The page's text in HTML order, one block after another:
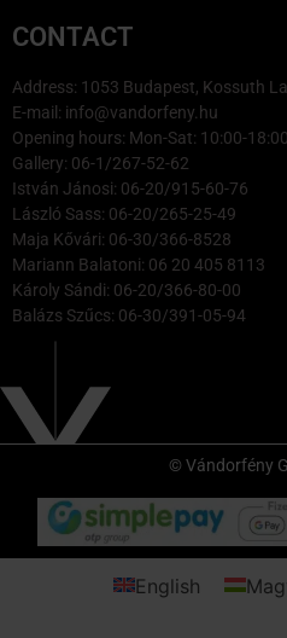
CONTACT
Address: 1053 Budapest, Kossuth
E-mail: info@vandorfeny.hu
Opening hours: Mon-Sat: 10:00-18:00
Gallery: 06-1/267-52-62
István Jánosi: 06-20/915-60-76
László Sass: 06-20/265-25-49
Maja Kővári: 06-30/366-8528
Mariann Balatoni: 06 20 405 8113
Károly Sándi: 06-20/366-80-00
Balázs Szűcs: 06-30/391-05-94
© Vándorfény
English